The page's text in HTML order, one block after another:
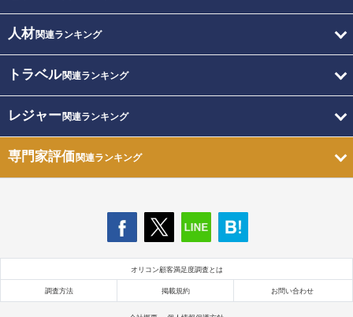
人材関連ランキング
トラベル関連ランキング
レジャー関連ランキング
専門家評価関連ランキング
オリコン顧客満足度調査とは
調査方法 掲載規約 お問い合わせ